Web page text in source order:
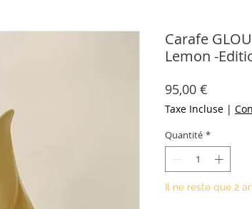
Carafe
Lemon -
95,00 €
Taxe Incluse |
Quantité *
Il ne reste que 2